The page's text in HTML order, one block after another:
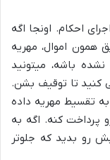
احکام. اونجا اگه
همون اموال، مهریه
باشه، میتونید
کنید تا توقیف بشن.
تقسیط مهریه داده
پرداخت کنه. اگه به
رو بدید که جلوتر